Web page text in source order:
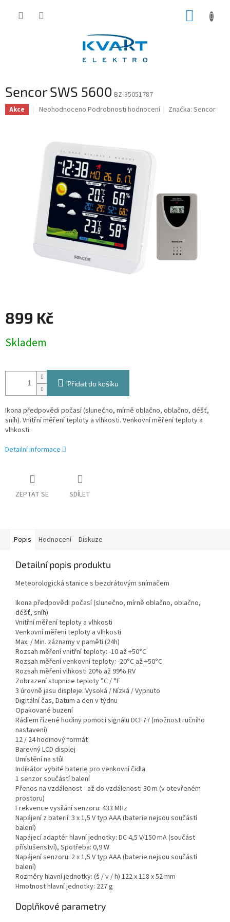
Sencor SWS 5600 BZ-35051787
Akce
Průměrné
0,0
hvězdiček.
Neohodnoceno Podrobnosti hodnocení Značka:Sencor
899 Kč
cena:
Skladem
Přidat do košíku
Ikona předpovědi počasí (slunečno, mírně oblačno, oblačno, déšť,
sníh). Vnitřní měření teploty a vlhkosti. Venkovní měření teploty a
vlhkosti.
Detailní informace
ZEPTAT SE SDÍLET
Popis Hodnocení Diskuze
Detailní popis produktu
Meteorologická stanice s bezdrátovým snímačem
Ikona předpovědi počasí (slunečno, mírně oblačno, oblačno,
déšť, sníh)
Vnitřní měření teploty a vlhkosti
Venkovní měření teploty a vlhkosti
Max. / Min. záznamy v paměti (24h)
Rozsah měření vnitřní teploty: -10 až +50°C
Rozsah měření venkovní teploty: -20°C až +50°C
Rozsah měření vlhkosti 20% až 99% RV
Zobrazení stupnice teploty °C / °F
3 úrovně jasu displeje: Vysoká / Nízká / Vypnuto
Digitální čas, Datum a den v týdnu
Opakované buzení
Rádiem řízené hodiny pomocí signálu DCF77 (možnost ručního
nastavení)
12 / 24 hodinový formát
Barevný LCD displej
Umístění na stůl
Indikátor vybité baterie pro venkovní čidla
1 senzor součástí balení
Přenos na vzdálenost - až do vzdálenosti 30 m (v otevřeném
prostoru)
Frekvence vysílání senzoru: 433 MHz
Napájení z baterií: 3 x 1,5 V typ AAA (baterie nejsou součástí
balení)
Napájecí adaptér hlavní jednotky: DC 4,5 V/150 mA (součást
příslušenství), Spotřeba: 0,9 W
Napájení senzoru: 2 x 1,5 V typ AAA (baterie nejsou součástí
balení)
Rozměry hlavní jednotky: (š / v / h) 122 x 118 x 52 mm
Hmotnost hlavní jednotky: 227 g
Doplňkové parametry